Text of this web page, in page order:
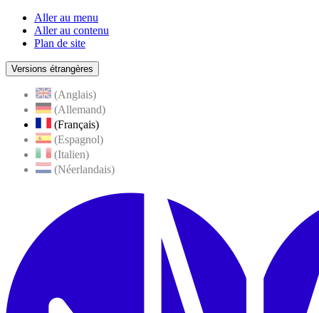
Aller au menu
Aller au contenu
Plan de site
Versions étrangères
(Anglais)
(Allemand)
(Français)
(Espagnol)
(Italien)
(Néerlandais)